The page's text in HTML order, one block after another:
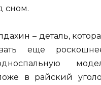
сном.
– деталь,
еще
в райский